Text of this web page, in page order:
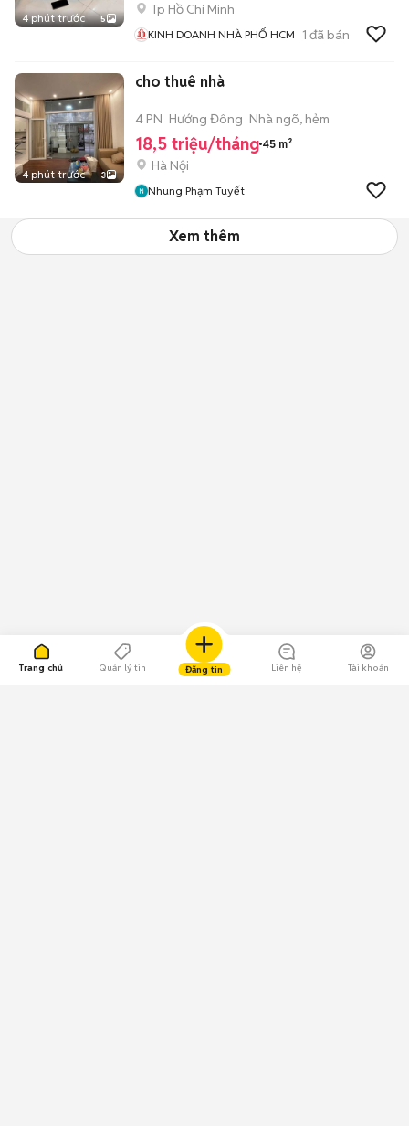
Trang chủ Quản lý tin Đăng tin Liên hệ Tài khoản
4 phút trước 5
Tp Hồ Chí Minh
KINH DOANH NHÀ PHỐ HCM 1 đã bán
4 phút trước 3
cho thuê nhà
4 PN Hướng Đông Nhà ngõ, hẻm
18,5 triệu/tháng 45 m²
Hà Nội
Nhung Phạm Tuyết
Xem thêm